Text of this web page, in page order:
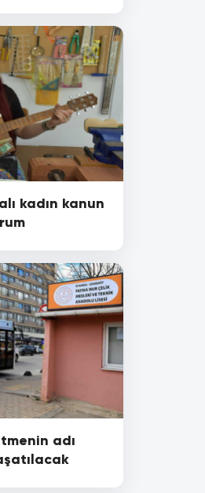
kadın kanun
adı